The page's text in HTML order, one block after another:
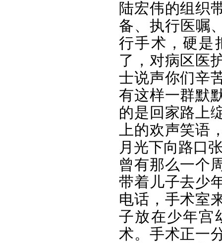
陆宏伟的组织
备、执行医嘱
行手术，硬是
了，对病区医
士说声你们辛
有这样一群默
的是回家路上
上的欢声笑语
月光下向路口
曾有那么一个
带着儿子去少
电话，手术室
子放在少年宫
术。手术正一